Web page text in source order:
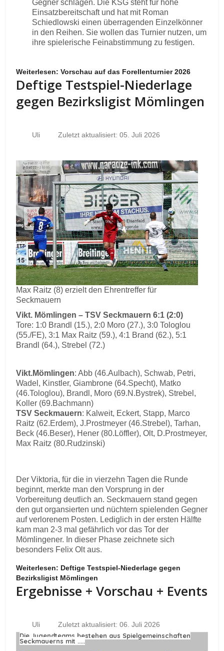
Gegner schlagen. Die KSG steht für hohe
Einsatzbereitschaft und hat mit Roman
Schiedlowski einen überragenden Einzelkönner
in den Reihen. Sie wollen das Turnier nutzen, um
ihre spielerische Feinabstimmung zu festigen.
Weiterlesen: Vorschau auf das Forellenturnier 2026
Deftige Testspiel-Niederlage
gegen Bezirksligist Mömlingen
Uli Zuletzt aktualisiert: 05. Juli 2026
Max Raitz (8) erzielt den Ehrentreffer für
Seckmauern
Vikt. Mömlingen – TSV Seckmauern 6:1 (2:0)
Tore: 1:0 Brandl (15.), 2:0 Moro (27.), 3:0 Tologlou
(55./FE), 3:1 Max Raitz (59.), 4:1 Brand (62.), 5:1
Brandl (64.), Strebel (72.)
Vikt.Mömlingen: Abb (46.Aulbach), Schwab, Petri,
Wadel, Kinstler, Giambrone (64.Specht), Matko
(46.Tologlou), Brandl, Moro (69.N.Bystrek), Strebel,
Koller (69.Bachmann)
TSV Seckmauern: Kalweit, Eckert, Stapp, Marco
Raitz (62.Erdem), J.Prostmeyer (46.Strebel), Tarhan,
Beck (46.Beser), Hener (80.Löffler), Olt, D.Prostmeyer,
Max Raitz (80.Rudzinski)
Der Viktoria, für die in vierzehn Tagen die Runde
beginnt, merkte man den Vorsprung in der
Vorbereitung deutlich an. Seckmauern stand gegen
den gut organsierten und nüchtern spielenden Gegner
auf verlorenem Posten. Lediglich in der ersten Hälfte
kam man 2-3 mal gefährlich vor das Tor der
Mömlingener. In dieser Phase zeichnete sich
besonders Felix Olt aus.
Weiterlesen: Deftige Testspiel-Niederlage gegen
Bezirksligist Mömlingen
Ergebnisse + Vorschau + Events
Uli
Zuletzt aktualisiert: 06. Juli 2026
Die Jugendteams bestehen aus Spielgemeinschaften
Seckmauerns mit .....